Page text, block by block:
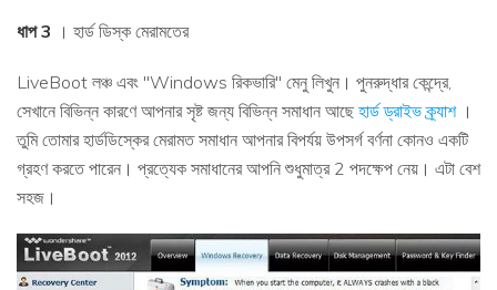
ধাপ 3 । হার্ড ডিস্ক মেরামতের
LiveBoot লঞ্চ এবং "Windows রিকভারি" মেনু লিখুন। পুনরুদ্ধার কেন্দ্রে,
সেখানে বিভিন্ন কারণে আপনার সৃষ্ট জন্য বিভিন্ন সমাধান আছে হার্ড ড্রাইভ ক্র্যাশ।
তুমি তোমার হার্ডডিস্কের মেরামত সমাধান আপনার বিপর্যয় উপসর্গ বর্ণনা কোনও একটি
গ্রহণ করতে পারেন। প্রত্যেক সমাধানের আপনি শুধুমাত্র 2 পদক্ষেপ নেয়। এটা বেশ
সহজ।